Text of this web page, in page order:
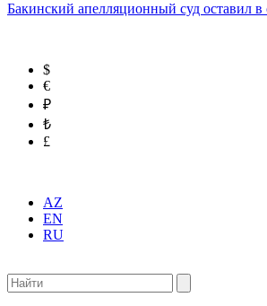
Бакинский апелляционный суд оставил
$
€
₽
₺
£
AZ
EN
RU